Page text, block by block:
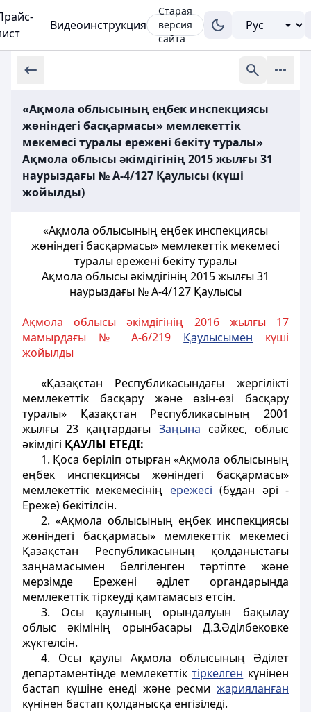
Видеоинструкция
Старая
версия
сайта
«Ақмола облысының еңбек инспекциясы
жөніндегі басқармасы» мемлекеттік
мекемесі туралы ережені бекіту туралы»
Ақмола облысы әкімдігінің 2015 жылғы 31
наурыздағы № А-4/127 Қаулысы (күші
жойылды)
«Ақмола облысының еңбек инспекциясы
жөніндегі басқармасы» мемлекеттік мекемесі
туралы ережені бекіту туралы
Ақмола облысы әкімдігінің 2015 жылғы 31
наурыздағы № А-4/127 Қаулысы
Ақмола облысы әкімдігінің 2016 жылғы 17
мамырдағы № А-6/219 Қаулысымен күші
жойылды
«Қазақстан Республикасындағы жергілікті
мемлекеттік басқару және өзін-өзі басқару
туралы» Қазақстан Республикасының 2001
жылғы 23 қаңтардағы Заңына сәйкес, облыс
әкімдігі ҚАУЛЫ ЕТЕДІ:
1. Қоса беріліп отырған «Ақмола облысының
еңбек инспекциясы жөніндегі басқармасы»
мемлекеттік мекемесінің ережесі (бұдан әрі -
Ереже) бекітілсін.
2. «Ақмола облысының еңбек инспекциясы
жөніндегі басқармасы» мемлекеттік мекемесі
Қазақстан Республикасының қолданыстағы
заңнамасымен белгіленген тәртіпте және
мерзімде Ережені әділет органдарында
мемлекеттік тіркеуді қамтамасыз етсін.
3. Осы қаулының орындалуын бақылау
облыс әкімінің орынбасары Д.З.Әділбековке
жүктелсін.
4. Осы қаулы Ақмола облысының Әділет
департаментінде мемлекеттіктіркелген күнінен
бастап күшіне енеді және ресми жарияланған
күнінен бастап қолданысқа енгізіледі.